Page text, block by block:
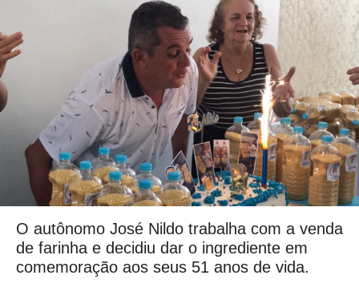
O autônomo José Nildo trabalha com a venda
de farinha e decidiu dar o ingrediente em
comemoração aos seus 51 anos de vida.